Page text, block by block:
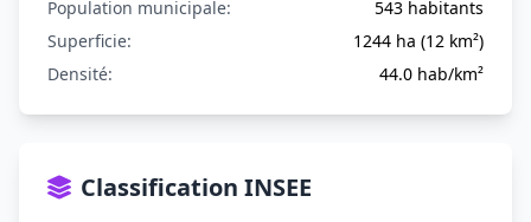
Population municipale:
543 habitants
Superficie:
1244 ha (12 km²)
Densité:
44.0 hab/km²
Classification INSEE